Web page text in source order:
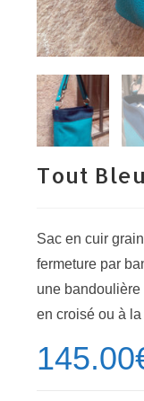
Tout Bleu
Sac en cuir
fermeture par
une bandoulière
en croisé ou à la
145.00